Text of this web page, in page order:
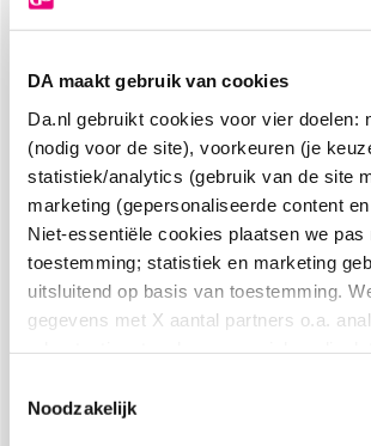
DA maakt gebruik van cookies
Da.nl gebruikt cookies voor vier doelen:
(nodig voor de site), voorkeuren (je
statistiek/analytics (gebruik van de site
marketing (gepersonaliseerde content en
Niet-essentiële cookies plaatsen we pas
toestemming; statistiek en marketing
uitsluitend op basis van toestemming.
gegevens met X aantal partners o.a.
en de bewaartermijnen per categorie. Je
Noodzakelijk
8.6 uit4.106 reviews
Over DA
Klantenservice
Assortiment
VolgDAop: